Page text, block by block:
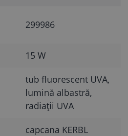
299986
15 W
tub fluorescent UVA,
lumină albastră,
radiații UVA
capcana KERBL